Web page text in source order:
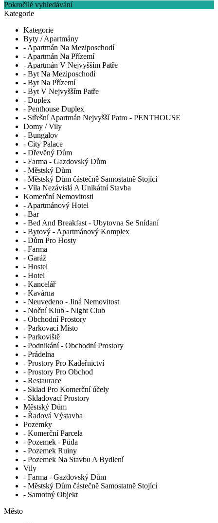
Pokročilé vyhledávání
Kategorie
Kategorie
Byty / Apartmány
- Apartmán Na Meziposchodí
- Apartmán Na Přízemí
- Apartmán V Nejvyšším Patře
- Byt Na Meziposchodí
- Byt Na Přízemí
- Byt V Nejvyšším Patře
- Duplex
- Penthouse Duplex
- Střešní Apartmán Nejvyšší Patro - PENTHOUSE
Domy / Vily
- Bungalov
- City Palace
- Dřevěný Dům
- Farma - Gazdovský Dům
- Městský Dům
- Městský Dům částečně Samostatně Stojící
- Vila Nezávislá A Unikátní Stavba
Komerční Nemovitosti
- Apartmánový Hotel
- Bar
- Bed And Breakfast - Ubytovna Se Snídaní
- Bytový - Apartmánový Komplex
- Dům Pro Hosty
- Farma
- Garáž
- Hostel
- Hotel
- Kancelář
- Kavárna
- Neuvedeno - Jiná Nemovitost
- Noční Klub - Night Club
- Obchodní Prostory
- Parkovací Místo
- Parkoviště
- Podnikání - Obchodní Prostory
- Prádelna
- Prostory Pro Kadeřnictví
- Prostory Pro Obchod
- Restaurace
- Sklad Pro Komerční účely
- Skladovací Prostory
Městský Dům
- Řadová Výstavba
Pozemky
- Komerční Parcela
- Pozemek - Půda
- Pozemek Ruiny
- Pozemek Na Stavbu A Bydlení
Vily
- Farma - Gazdovský Dům
- Městský Dům částečně Samostatně Stojící
- Samotný Objekt
Město